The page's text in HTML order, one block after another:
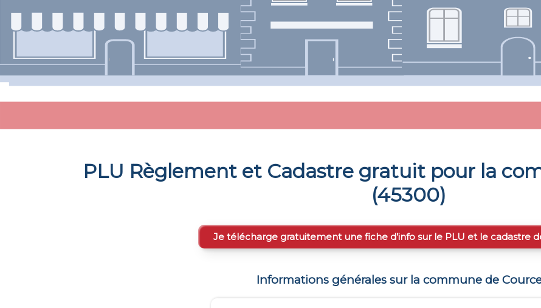
PLU Règlement et Cadastre gratuit pour la
(45300)
Je télécharge gratuitement une fiche d’info sur le PLU et le cadastre
Informations générales sur la commune de